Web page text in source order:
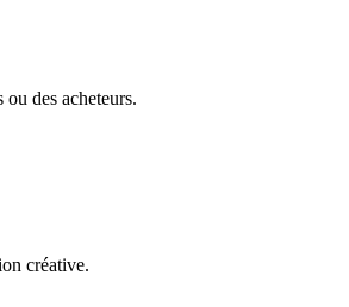
des acheteurs.
créative.